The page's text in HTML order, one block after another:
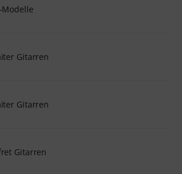
Modelle
Gitarren
Gitarren
Gitarren